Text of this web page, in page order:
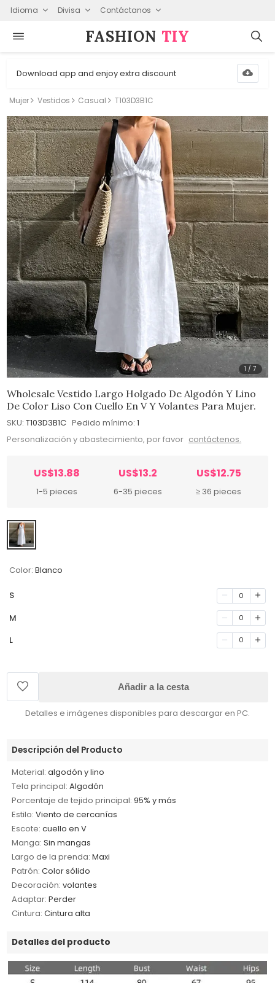
Idioma Divisa Contáctanos
FASHION⁠ TIY
Download app and enjoy extra discount
Mujer Vestidos Casual T103D3B1C
1 /7
Wholesale Vestido Largo Holgado De Algodón Y Lino
De Color Liso Con Cuello En V Y Volantes Para Mujer.
SKU: T103D3B1C Pedido mínimo: 1
Personalización y abastecimiento, por favor contáctenos.
US$13.88
1-5 pieces
US$13.2
6-35 pieces
US$12.75
≥ 36 pieces
Color: Blanco
S 0
M 0
L 0
Añadir a la cesta
Detalles e imágenes disponibles para descargar en PC.
Descripción del Producto
Material: algodón y lino
Tela principal: Algodón
Porcentaje de tejido principal: 95% y más
Estilo: Viento de cercanías
Escote: cuello en V
Manga: Sin mangas
Largo de la prenda: Maxi
Patrón: Color sólido
Decoración: volantes
Adaptar: Perder
Cintura: Cintura alta
Detalles del producto